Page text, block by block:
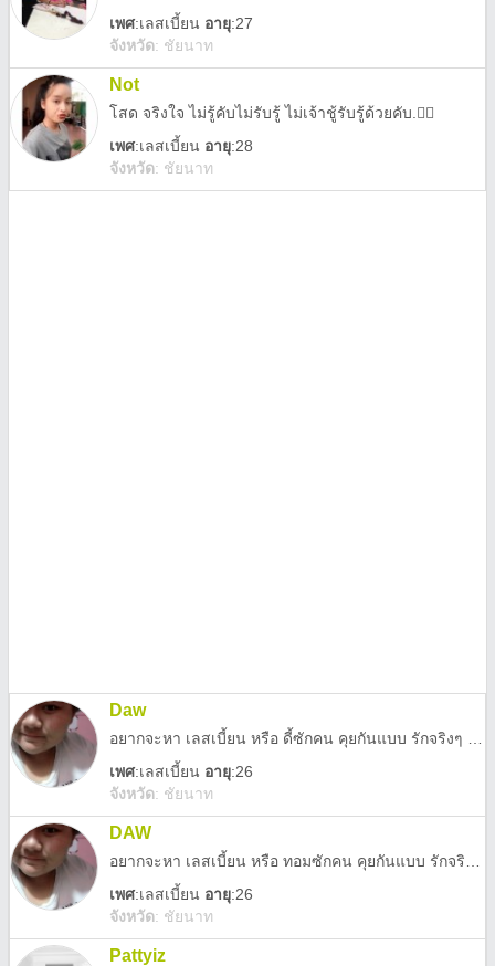
เพศ:เลสเบี้ยน อายุ:27
จังหวัด: ชัยนาท
Not
โสด จริงใจ ไม่รู้คับไม่รับรู้ ไม่เจ้าชู้รับรู้ด้วยคับ.☝🏻
เพศ:เลสเบี้ยน อายุ:28
จังหวัด: ชัยนาท
Daw
เพศ:เลสเบี้ยน อายุ:26
จังหวัด: ชัยนาท
DAW
เพศ:เลสเบี้ยน อายุ:26
จังหวัด: ชัยนาท
Pattyiz